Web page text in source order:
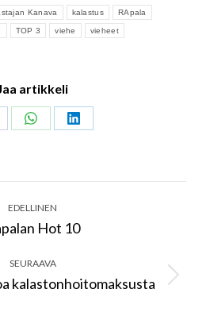
Kanava kalastus RApala
TOP 3 viehe vieheet
Jaa artikkeli
Share
Share
EDELLINEN
Previous
Hot 10
SEURAAVA
Next
kalastonhoitomaksusta